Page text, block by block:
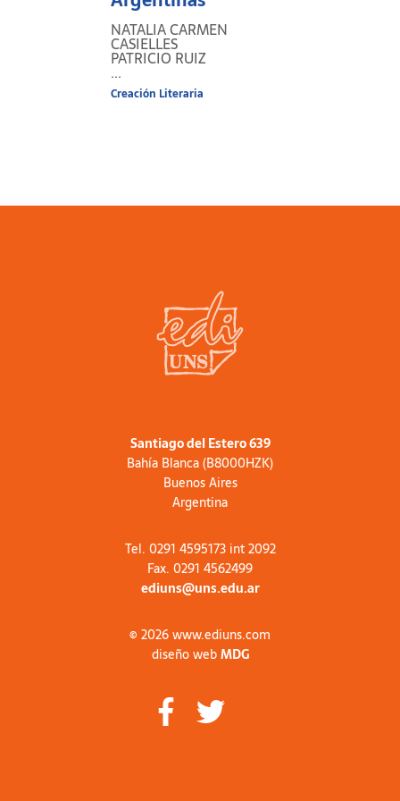
Celina Lértora Mendoza (Usal-CONICET).
NATALIA CARMEN
CASIELLES
PATRICIO RUIZ
...
Creación Literaria
Santiago del Estero 639
Bahía Blanca (B8000HZK)
Buenos Aires
Argentina
Tel. 0291 4595173 int 2092
Fax. 0291 4562499
ediuns@uns.edu.ar
© 2026 www.ediuns.com
diseño webMDG